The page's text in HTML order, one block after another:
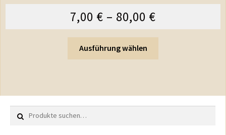
7,00 € – 80,00 €
Ausführung wählen
Suche nach: